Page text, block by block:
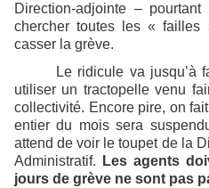
Direction-adjointe –
chercher toutes les « failles
casser la grève.
Le ridicule va jusqu’à
utiliser un tractopelle venu
collectivité. Encore pire, on
entier du mois sera
attend de voir le toupet de la
Administratif.
Les agents
jours de grève ne sont pas